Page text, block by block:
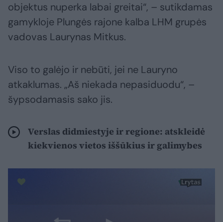
objektus nuperka labai greitai“, – sutikdamas
gamykloje Plungės rajone kalba LHM grupės
vadovas Laurynas Mitkus.
Viso to galėjo ir nebūti, jei ne Lauryno
atkaklumas. „Aš niekada nepasiduodu“, –
šypsodamasis sako jis.
Verslas didmiestyje ir regione: atskleidė
kiekvienos vietos iššūkius ir galimybes